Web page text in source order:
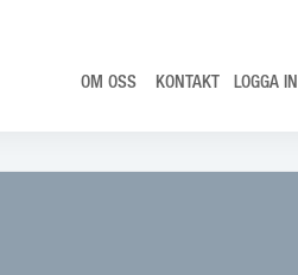
OM OSS KONTAKT LOGGA IN